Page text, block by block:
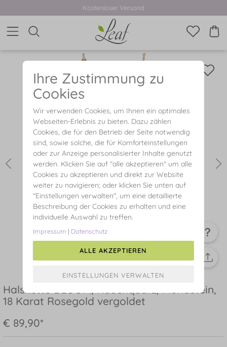
Kostenloser Versand
Halskette BLOOM, Rauchquarz/Mondstein,
18 Karat Rosegold vergoldet
€ 89,90*
Ihre Zustimmung zu
Cookies
Wir verwenden Cookies, um Ihnen ein optimales
Webseiten-Erlebnis zu bieten. Dazu zählen
Cookies, die für den Betrieb der Seite notwendig
sind, sowie solche, die für Komforteinstellungen
oder zur Anzeige personalisierter Inhalte genutzt
werden. Klicken Sie auf "alle akzeptieren" um alle
Cookies zu akzeptieren und direkt zur Website
weiter zu navigieren; oder klicken Sie unten auf
"Einstellungen verwalten", um eine detaillierte
Beschreibung der Cookies zu erhalten und eine
individuelle Auswahl zu treffen.
Impressum | Datenschutz
ALLE AKZEPTIEREN